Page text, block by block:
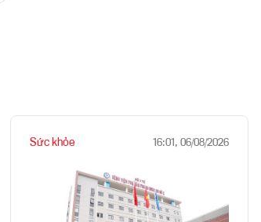
Sức khỏe 16:01, 06/08/2026